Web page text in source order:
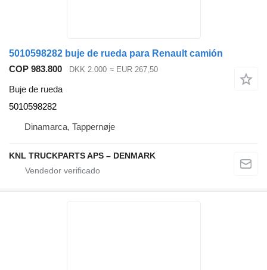
5010598282 buje de rueda para Renault camión
COP 983.800
DKK 2.000 ≈ EUR 267,50
Buje de rueda
5010598282
Dinamarca, Tappernøje
KNL TRUCKPARTS APS – DENMARK